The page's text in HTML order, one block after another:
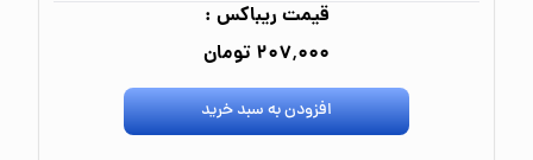
قیمت ریباکس :
۲۰۷٬۰۰۰ تومان
افزودن به سبد خرید